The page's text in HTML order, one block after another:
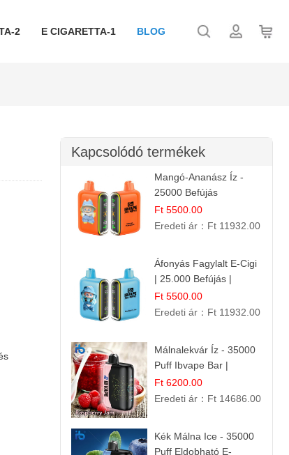
2 E CIGARETTA-1 BLOG
Kapcsolódó termékek
Mangó-Ananász Íz -
25000 Befújás
Eldobható E-ciga |
Trópusi Gyümölcs
Ft 5500.00
Eredeti ár： Ft 11932.00
Áfonyás Fagylalt E-Cigi
| 25.000 Befújás |
Eldobható E-Cigaretta
Ft 5500.00
Eredeti ár： Ft 11932.00
Málnalekvár Íz - 35000
Puff Ibvape Bar |
Gazdag Gyümölcsös
Ízélmény!
Ft 6200.00
Eredeti ár： Ft 14686.00
Kék Málna Ice - 35000
Puff Eldobható E-